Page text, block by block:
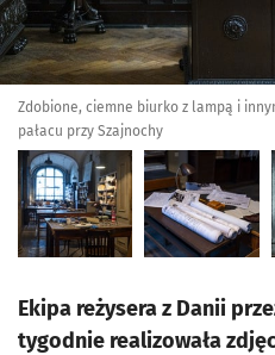
Zdobione, ciemne biurko z lampą i
pałacu przy Szajnochy
Ekipa reżysera z Danii
tygodnie realizowała